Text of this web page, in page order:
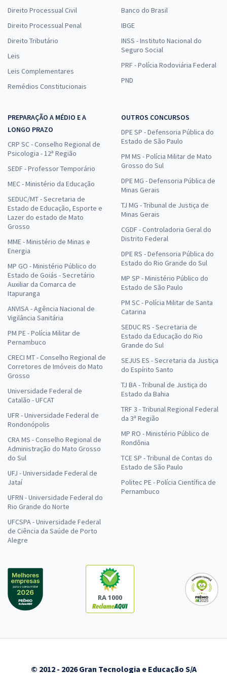
Direito Processual Civil
Direito Processual Penal
Direito Tributário
Leis
Leis Complementares
Remédios Constitucionais
Banco do Brasil
IBGE
INSS - Instituto Nacional do
Seguro Social
PRF - Polícia Rodoviária Federal
PND
PREPARAÇÃO A MÉDIO E A
LONGO PRAZO
CRP SC - Conselho Regional de
Psicologia - 12ª Região
SEDF - Professor Temporário
MEC - Ministério da Educação
SEDUC/MT - Secretaria de
Estado de Educação, Esporte e
Lazer do estado de Mato
Grosso
MME - Ministério de Minas e
Energia
MP GO - Ministério Público do
Estado de Goiás - Secretário
Auxiliar da Comarca de
Itapuranga
ANVISA - Agência Nacional de
Vigilância Sanitária
PM PE - Polícia Militar de
Pernambuco
CRECI MT - Conselho Regional de
Corretores de Imóveis do Mato
Grosso
Universidade Federal de
Catalão - UFCAT
UFR - Universidade Federal de
Rondonópolis
CRA MS - Conselho Regional de
Administração do Mato Grosso
do Sul
UFJ - Universidade Federal de
Jataí
UFRN - Universidade Federal do
Rio Grande do Norte
UFCSPA - Universidade Federal
de Ciência da Saúde de Porto
Alegre
OUTROS CONCURSOS
DPE SP - Defensoria Pública do
Estado de São Paulo
PM MS - Polícia Militar de Mato
Grosso do Sul
DPE MG - Defensoria Pública de
Minas Gerais
TJ MG - Tribunal de Justiça de
Minas Gerais
CGDF - Controladoria Geral do
Distrito Federal
DPE RS - Defensoria Pública do
Estado do Rio Grande do Sul
MP SP - Ministério Público do
Estado de São Paulo
PM SC - Polícia Militar de Santa
Catarina
SEDUC RS - Secretaria de
Estado da Educação do Rio
Grande do Sul
SEJUS ES - Secretaria da Justiça
do Espírito Santo
TJ BA - Tribunal de Justiça do
Estado da Bahia
TRF 3 - Tribunal Regional Federal
da 3ª Região
MP RO - Ministério Público de
Rondônia
TCE SP - Tribunal de Contas do
Estado de São Paulo
Politec PE - Polícia Científica de
Pernambuco
RA 1000
© 2012 - 2026 Gran Tecnologia e Educação S/A